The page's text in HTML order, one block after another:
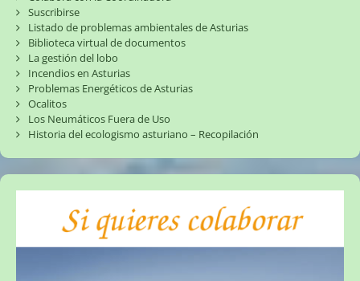
Suscribirse
Listado de problemas ambientales de Asturias
Biblioteca virtual de documentos
La gestión del lobo
Incendios en Asturias
Problemas Energéticos de Asturias
Ocalitos
Los Neumáticos Fuera de Uso
Historia del ecologismo asturiano – Recopilación